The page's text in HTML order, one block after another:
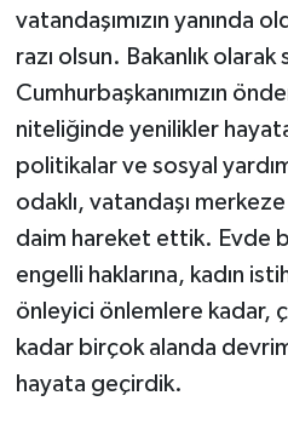
vatandaşımızın yanında
razı olsun. Bakanlık olarak
Cumhurbaşkanımızın
niteliğinde yenilikler
politikalar ve sosyal
odaklı, vatandaşı
daim hareket ettik. Evde
engelli haklarına, kadın
önleyici önlemlere kadar,
kadar birçok alanda
hayata geçirdik.